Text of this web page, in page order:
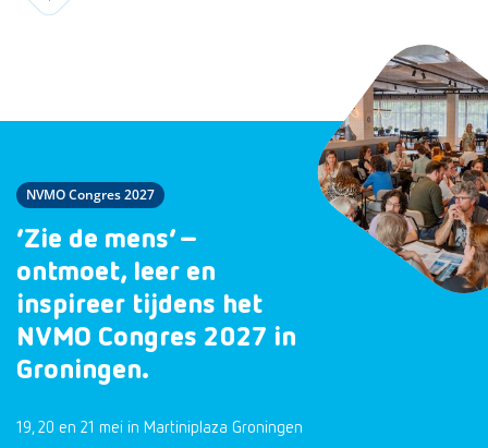
NVMO Congres 2027
‘Zie de mens’ –
ontmoet, leer en
inspireer tijdens het
NVMO Congres 2027 in
Groningen.
19, 20 en 21 mei in Martiniplaza Groningen